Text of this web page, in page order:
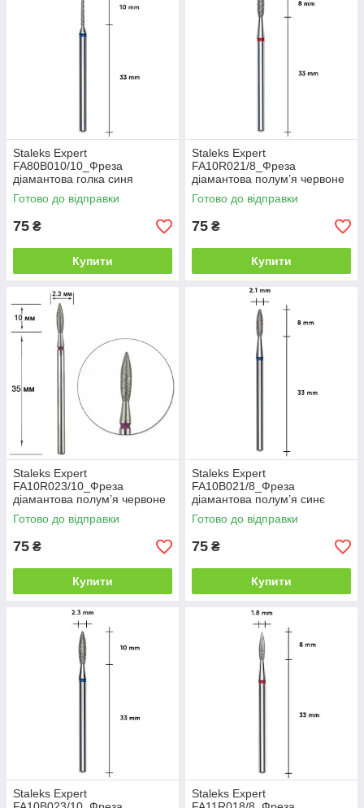
Staleks Expert
FA80B010/10_Фреза
діамантова голка синя
діаметр 1мм/робоча частина
10мм
Готово до відправки
75 ₴
Купити
Staleks Expert
FA10R021/8_Фреза
діамантова полум’я червоне
діаметр 2,1мм/робоча
частина 8мм
Готово до відправки
75 ₴
Купити
Staleks Expert
FA10R023/10_Фреза
діамантова полум’я червоне
діаметр 2,3мм/робоча
частина 10мм
Готово до відправки
75 ₴
Купити
Staleks Expert
FA10B021/8_Фреза
діамантова полум’я синє
діаметр 2,1мм/робоча
частина 8мм
Готово до відправки
75 ₴
Купити
Staleks Expert
Staleks Expert